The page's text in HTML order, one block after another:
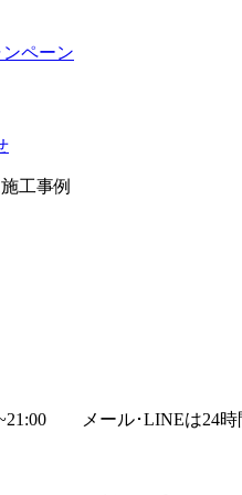
ペーン
工事例
メール･LINEは24時